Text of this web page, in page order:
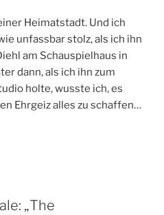
Heimatstadt. Und ich
unfassbar stolz, als ich ihn
am Schauspielhaus in
dann, als ich ihn zum
holte, wusste ich, es
Ehrgeiz alles zu schaffen…
„The